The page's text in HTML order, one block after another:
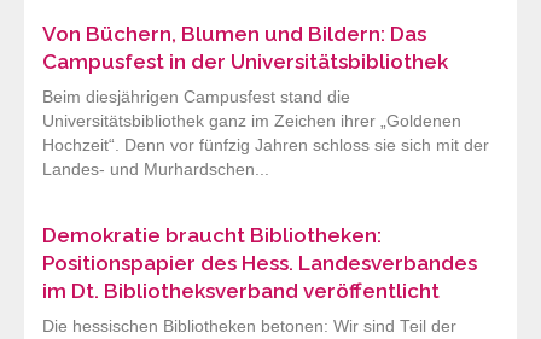
Von Büchern, Blumen und Bildern: Das
Campusfest in der Universitätsbibliothek
Beim diesjährigen Campusfest stand die
Universitätsbibliothek ganz im Zeichen ihrer „Goldenen
Hochzeit“. Denn vor fünfzig Jahren schloss sie sich mit der
Landes- und Murhardschen...
Demokratie braucht Bibliotheken:
Positionspapier des Hess. Landesverbandes
im Dt. Bibliotheksverband veröffentlicht
Die hessischen Bibliotheken betonen: Wir sind Teil der